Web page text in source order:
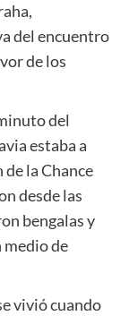
del encuentro
de los
del
estaba a
la Chance
desde las
bengalas y
medio de
vivió cuando